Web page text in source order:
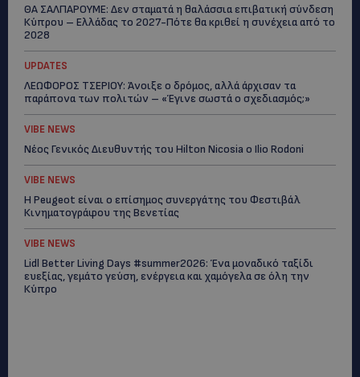
ΘΑ ΣΑΛΠΑΡΟΥΜΕ: Δεν σταματά η θαλάσσια επιβατική σύνδεση
Κύπρου – Ελλάδας το 2027-Πότε θα κριθεί η συνέχεια από το
2028
UPDATES
ΛΕΩΦΟΡΟΣ ΤΣΕΡΙΟΥ: Άνοιξε ο δρόμος, αλλά άρχισαν τα
παράπονα των πολιτών – «Έγινε σωστά ο σχεδιασμός;»
VIBE NEWS
Νέος Γενικός Διευθυντής του Hilton Nicosia ο Ilio Rodoni
VIBE NEWS
Η Peugeot είναι ο επίσημος συνεργάτης του Φεστιβάλ
Κινηματογράφου της Βενετίας
VIBE NEWS
Lidl Better Living Days #summer2026: Ένα μοναδικό ταξίδι
ευεξίας, γεμάτο γεύση, ενέργεια και χαμόγελα σε όλη την
Κύπρο